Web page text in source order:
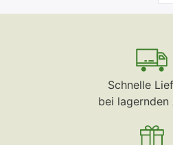
Schnelle
bei lagernden